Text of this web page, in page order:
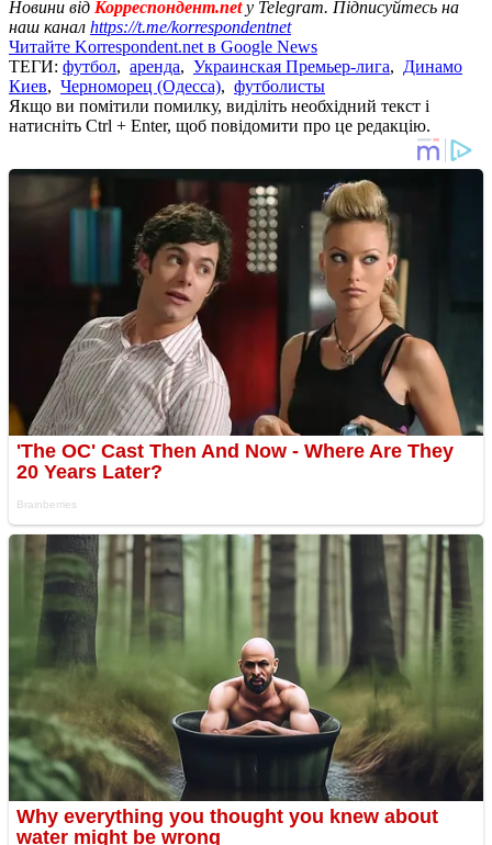
Новини від Корреспондент.netу Telegram. Підписуйтесь на
наш канал https://t.me/korrespondentnet
Читайте Korrespondent.net в Google News
ТЕГИ: футбол, аренда, Украинская Премьер-лига, Динамо
Киев, Черноморец (Одесса), футболисты
Якщо ви помітили помилку, виділіть необхідний текст і
натисніть Ctrl + Enter, щоб повідомити про це редакцію.